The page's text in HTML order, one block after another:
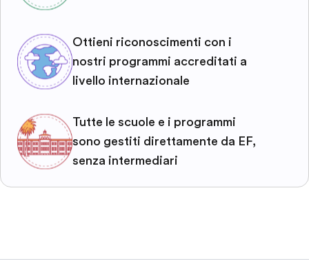
Ottieni riconoscimenti con i
nostri programmi accreditati a
livello internazionale
Tutte le scuole e i programmi
sono gestiti direttamente da EF,
senza intermediari